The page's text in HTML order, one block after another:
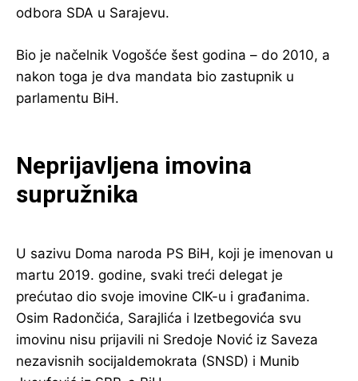
odbora SDA u Sarajevu.
Bio je načelnik Vogošće šest godina – do 2010, a
nakon toga je dva mandata bio zastupnik u
parlamentu BiH.
Neprijavljena imovina
supružnika
U sazivu Doma naroda PS BiH, koji je imenovan u
martu 2019. godine, svaki treći delegat je
prećutao dio svoje imovine CIK-u i građanima.
Osim Radončića, Sarajlića i Izetbegovića svu
imovinu nisu prijavili ni Sredoje Nović iz Saveza
nezavisnih socijaldemokrata (SNSD) i Munib